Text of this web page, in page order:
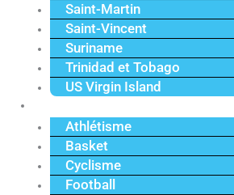
Saint-Martin
Saint-Vincent
Suriname
Trinidad et Tobago
US Virgin Island
Athlétisme
Basket
Cyclisme
Football